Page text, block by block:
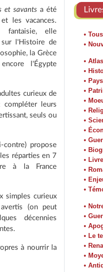
et savantsa été
les vacances.
fantaisie, elle
sur l'Histoire de
la Grèce
l'Égypte
curieux de
leurs
seuls ou
contre) propose
réparties en 7
à la France
simples curieux
(on peut
décennies
à nourrir la
•
•
•
•
•
•
•
•
•
•
•
•
•
•
•
•
•
•
•
• Le
•
•
•